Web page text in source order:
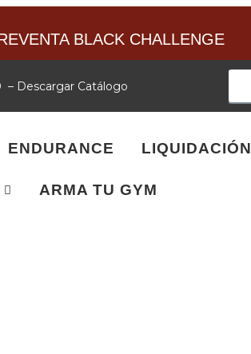
BLACK CHALLENGE
– Descargar Catálogo
ENDURANCE LIQUIDACIÓN
ARMA TU GYM